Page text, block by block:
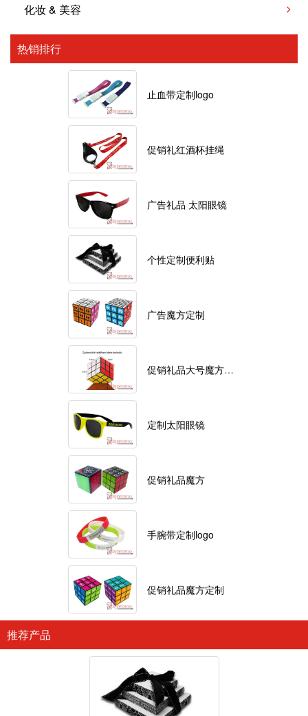
化妆 & 美容
热销排行
止血带定制logo
促销礼红酒杯挂绳
广告礼品 太阳眼镜
个性定制便利贴
广告魔方定制
促销礼品大号魔方定制logo
定制太阳眼镜
促销礼品魔方
手腕带定制logo
促销礼品魔方定制
推荐产品